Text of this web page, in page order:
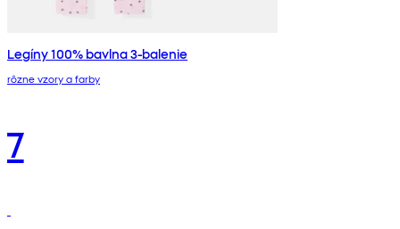
Legíny 100% bavlna 3-balenie
rôzne vzory a farby
7